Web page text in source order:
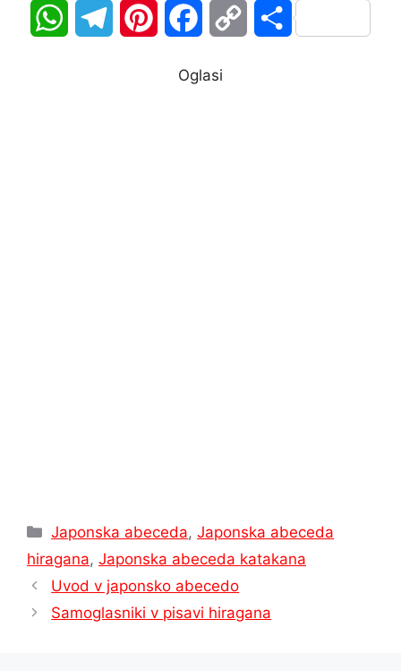
W S
Oglasi
Kategorije
Japonska abeceda,Japonska abeceda
hiragana, Japonska abeceda katakana
Uvod v japonsko abecedo
Samoglasniki v pisavi hiragana